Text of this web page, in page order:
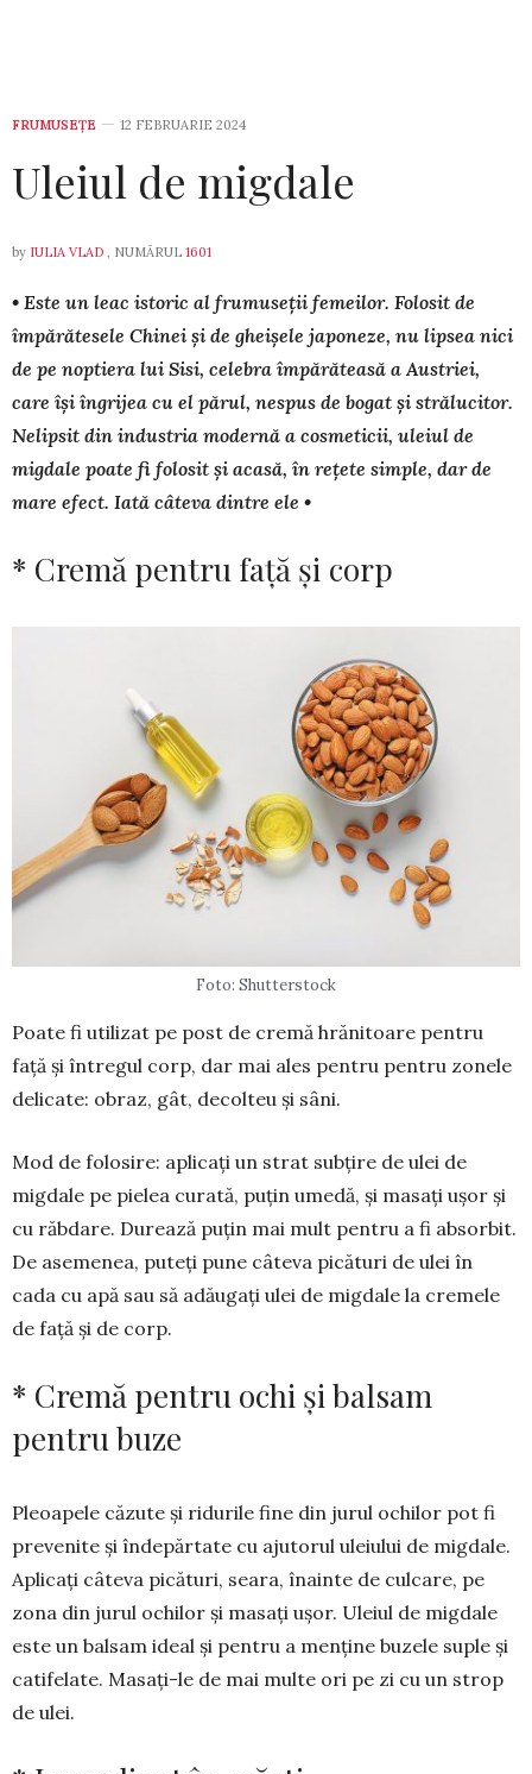
FRUMUSEȚE 12 FEBRUARIE 2024
Uleiul de migdale
by IULIA VLAD , NUMĂRUL 1601
• Este un leac istoric al fru­mu­seții femeilor. Folosit de
împă­ră­tesele Chinei și de gheișele japo­ne­ze, nu lipsea nici
de pe noptiera lui Sisi, celebra împărăteasă a Aus­triei,
care își îngrijea cu el părul, ne­spus de bogat și strălucitor.
Ne­lipsit din industria modernă a cos­me­ticii, ule­iul de
migdale poa­te fi folosit și aca­să, în rețete sim­ple, dar de
mare efect. Iată câteva dintre ele •
* Cremă pentru faţă și corp
Foto: Shutterstock
Poate fi utilizat pe post de cremă hrănitoare pentru
față și întregul corp, dar mai ales pentru pentru zonele
delicate: obraz, gât, decolteu și sâni.
Mod de folosire: aplicați un strat subțire de ulei de
migdale pe pielea curată, puțin umedă, și masați ușor și
cu răbdare. Durează puțin mai mult pentru a fi absorbit.
De asemenea, puteți pune câteva picături de ulei în
cada cu apă sau să adăugați ulei de migdale la cremele
de față și de corp.
* Cremă pentru ochi și balsam
pentru buze
Pleoapele căzute și ridurile fine din jurul ochilor pot fi
prevenite și în­depărtate cu ajuto­rul ule­iu­lui de migdale.
Apli­caţi câte­va pică­turi, seara, înainte de culcare, pe
zona din jurul ochilor și masați ușor. Uleiul de mig­dale
este un balsam ideal și pentru a men­ţine buzele suple şi
catifelate. Masaţi-le de mai multe ori pe zi cu un strop
de ulei.